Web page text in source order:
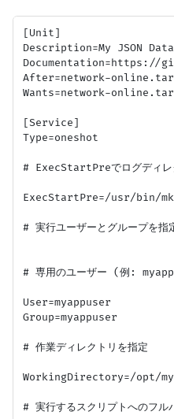
[Unit]
Description=My JSON
Documentation=https://
After=network-
Wants=network-
[Service]
Type=oneshot
# ExecStartPreでログディレ
ExecStartPre=/usr/bin/
# 実行ユーザーとグループを
# 専用のユーザー (例:
User=myappuser
Group=myappuser
# 作業ディレクトリを指定
WorkingDirectory=/opt/
# 実行するスクリプトへのフル